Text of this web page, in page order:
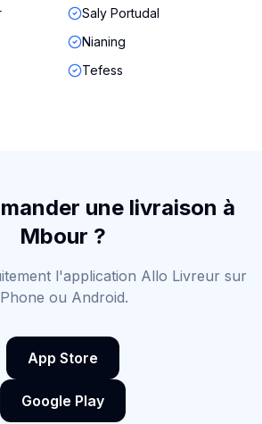
Saly Portudal
Nianing
Tefess
une livraison à
Mbour ?
l'application Allo Livreur sur
ou Android.
App Store
Google Play